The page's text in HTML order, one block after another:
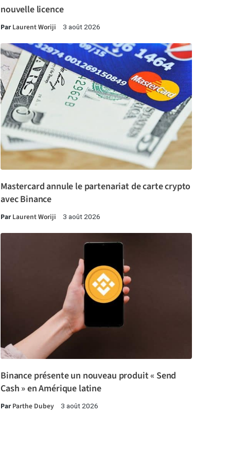
nouvelle licence
ParLaurent Woriji 3 août 2026
Mastercard annule le partenariat de carte crypto
avec Binance
ParLaurent Woriji 3 août 2026
Binance présente un nouveau produit « Send
Cash » en Amérique latine
ParParthe Dubey 3 août 2026